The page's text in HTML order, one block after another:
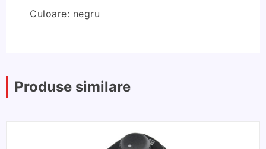
Culoare: negru
Produse similare